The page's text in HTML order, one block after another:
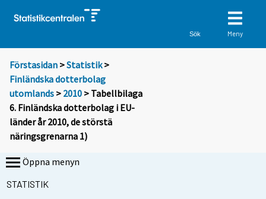
Sök Meny
Förstasidan >Statistik >
Finländska dotterbolag
utomlands > 2010 > Tabellbilaga
6. Finländska dotterbolag i EU-
länder år 2010, de störstä
näringsgrenarna 1)
Öppna menyn
STATISTIK